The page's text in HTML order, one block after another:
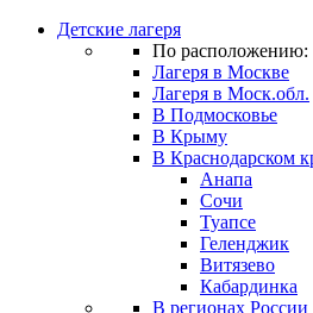
Детские лагеря
По расположению:
Лагеря в Москве
Лагеря в Моск.обл.
В Подмосковье
В Крыму
В Краснодарском
Анапа
Сочи
Туапсе
Геленджик
Витязево
Кабардинка
В регионах России